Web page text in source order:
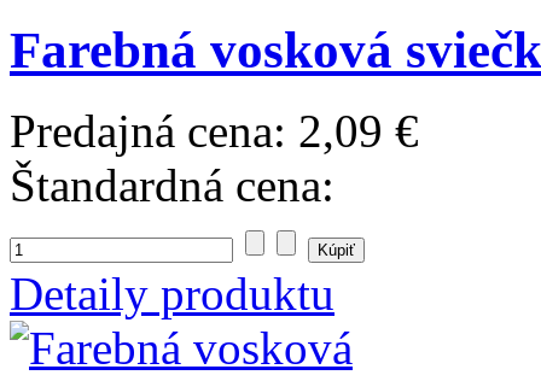
Farebná vosková
Predajná cena: 2,09 €
Štandardná cena:
Detaily produktu